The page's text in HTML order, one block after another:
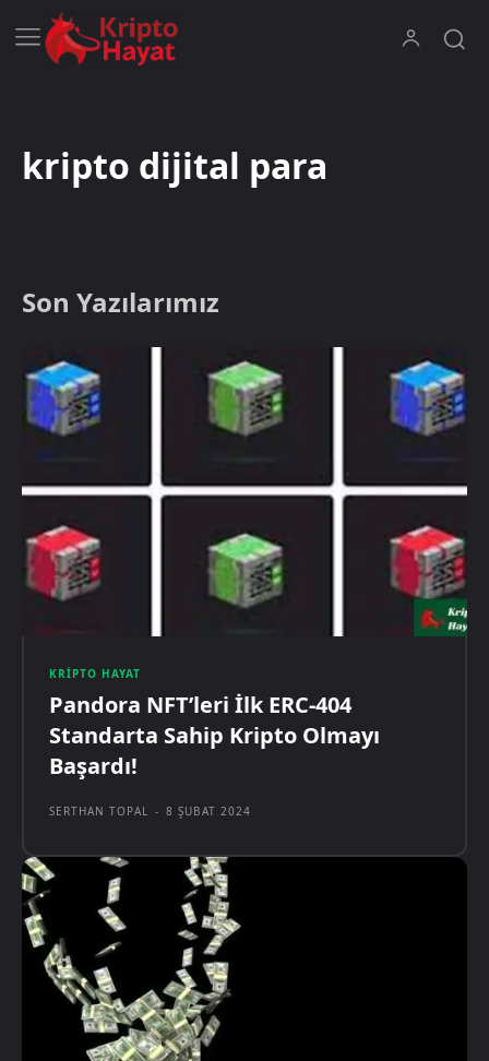
kripto dijital para
Son Yazılarımız
KRIPTO HAYAT
Pandora NFT’leri İlk ERC-404
Standarta Sahip Kripto Olmayı
Başardı!
SERTHAN TOPAL - 8 ŞUBAT 2024